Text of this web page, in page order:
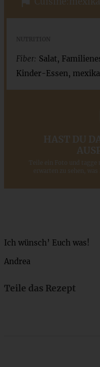
Fiber: Salat,
Kinder-Essen,
HAST DU
Teile ein Foto und
erwarten zu sehen,
Ich wünsch’ Euch was!
Andrea
Teile das Rezept